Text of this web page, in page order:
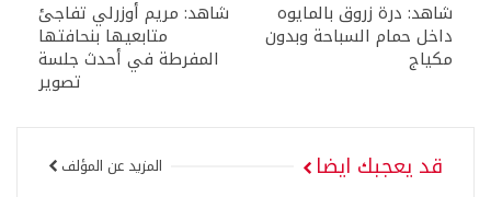
شاهد: درة زروق بالمايوه
داخل حمام السباحة وبدون
مكياج
شاهد: مريم أوزرلي تفاجئ
متابعيها بنحافتها
المفرطة في أحدث جلسة
تصوير
قد يعجبك ايضا المزيد عن المؤلف